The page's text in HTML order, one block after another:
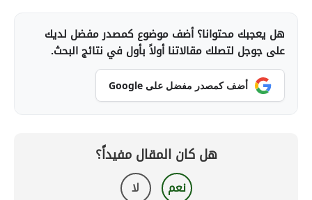
هل يعجبك محتوانا؟ أضف موضوع كمصدر مفضل لديك
على جوجل لتصلك مقالاتنا أولاً بأول في نتائج البحث.
أضف كمصدر مفضل على Google
هل كان المقال مفيداً؟
نعم لا